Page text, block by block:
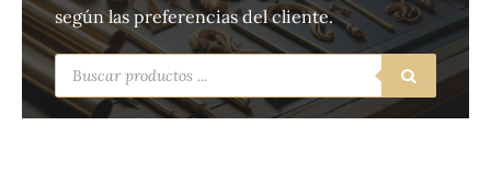
según las preferencias del cliente.
Búsqueda
de
productos